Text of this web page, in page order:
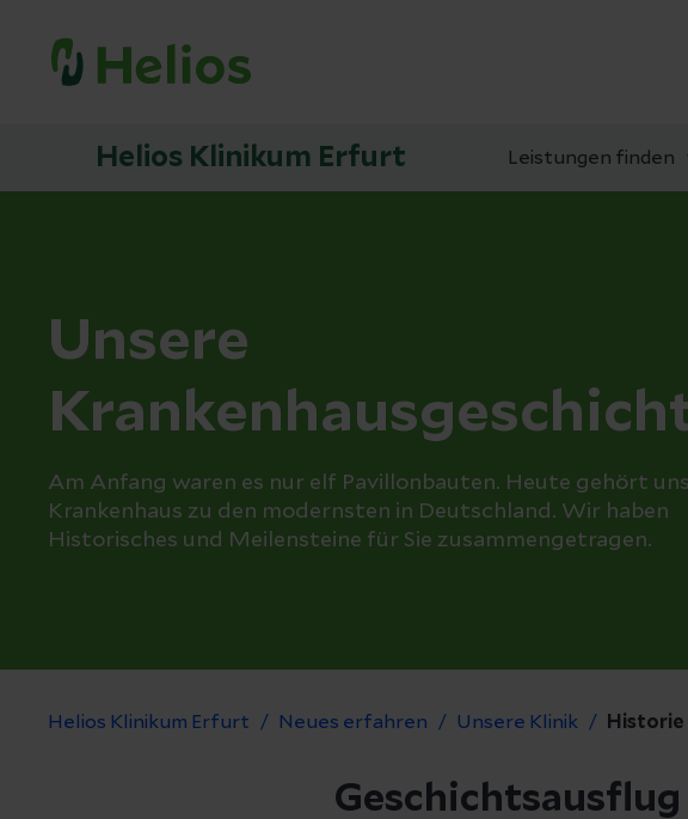
Helios Klinikum Erfurt Leistungen finden
Unsere
Am Anfang waren es nur elf Pavillonbauten. Heute gehört
Krankenhaus zu den modernsten in Deutschland. Wir haben
Historisches und Meilensteine für Sie zusammengetragen.
Helios Klinikum Erfurt Neues erfahren Unsere Klinik Historie